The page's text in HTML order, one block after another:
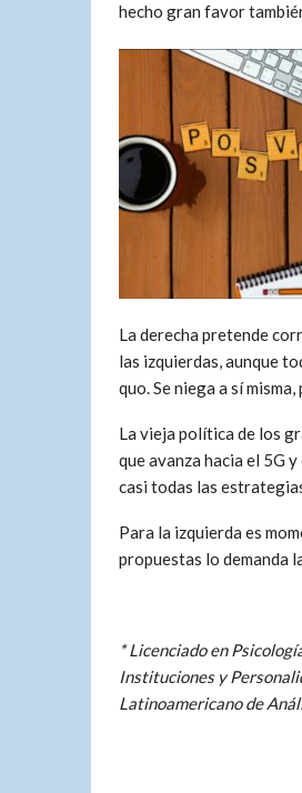
hecho gran favor
La derecha pretende
las izquierdas, aunque
quo. Se niega a sí
La vieja política de los
que avanza hacia el 5G
casi todas las
Para la izquierda es
propuestas lo demanda
* Licenciado en
Instituciones y
Latinoamericano de